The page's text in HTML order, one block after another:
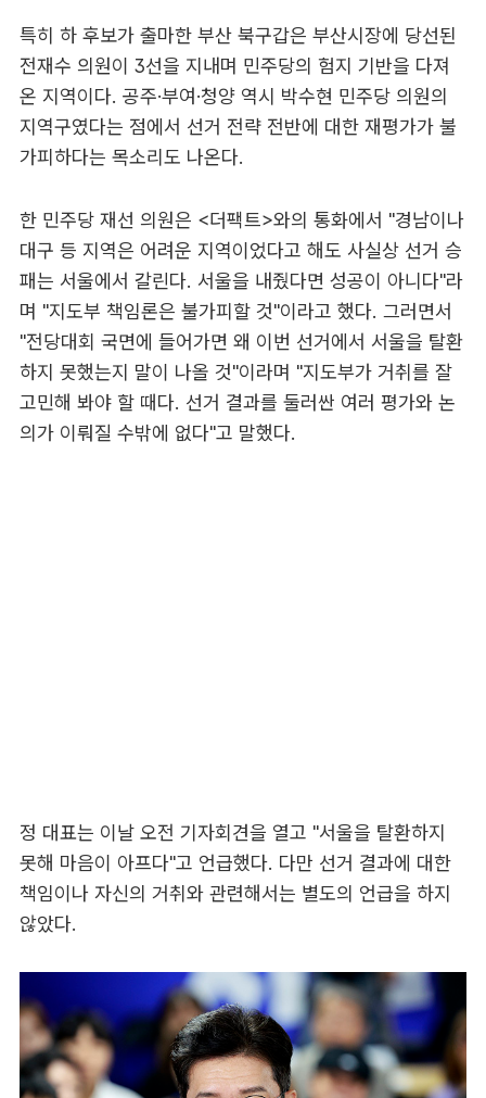
특히 하 후보가 출마한 부산 북구갑은 부산시장에 당선된
전재수 의원이 3선을 지내며 민주당의 험지 기반을 다져
온 지역이다. 공주·부여·청양 역시 박수현 민주당 의원의
지역구였다는 점에서 선거 전략 전반에 대한 재평가가 불
가피하다는 목소리도 나온다.
한 민주당 재선 의원은 <더팩트>와의 통화에서 "경남이나
대구 등 지역은 어려운 지역이었다고 해도 사실상 선거 승
패는 서울에서 갈린다. 서울을 내줬다면 성공이 아니다"라
며 "지도부 책임론은 불가피할 것"이라고 했다. 그러면서
"전당대회 국면에 들어가면 왜 이번 선거에서 서울을 탈환
하지 못했는지 말이 나올 것"이라며 "지도부가 거취를 잘
고민해 봐야 할 때다. 선거 결과를 둘러싼 여러 평가와 논
의가 이뤄질 수밖에 없다"고 말했다.
정 대표는 이날 오전 기자회견을 열고 "서울을 탈환하지
못해 마음이 아프다"고 언급했다. 다만 선거 결과에 대한
책임이나 자신의 거취와 관련해서는 별도의 언급을 하지
않았다.